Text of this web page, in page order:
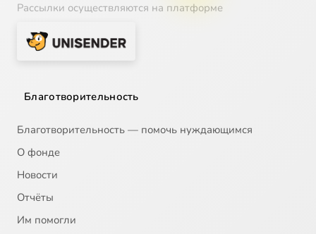
Рассылки осуществляются на платформе
Благотворительность
Благотворительность — помочь нуждающимся
О фонде
Новости
Отчёты
Им помогли